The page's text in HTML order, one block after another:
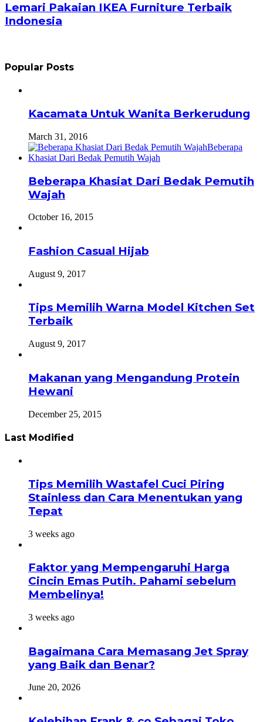
Lemari Pakaian IKEA Furniture Terbaik
Indonesia
Popular Posts
Kacamata Untuk Wanita Berkerudung
March 31, 2016
Beberapa Khasiat Dari Bedak Pemutih
Wajah
October 16, 2015
Fashion Casual Hijab
August 9, 2017
Tips Memilih Warna Model Kitchen Set
Terbaik
August 9, 2017
Makanan yang Mengandung Protein
Hewani
December 25, 2015
Last Modified
Tips Memilih Wastafel Cuci Piring
Stainless dan Cara Menentukan yang
Tepat
3 weeks ago
Faktor yang Mempengaruhi Harga
Cincin Emas Putih. Pahami sebelum
Membelinya!
3 weeks ago
Bagaimana Cara Memasang Jet Spray
yang Baik dan Benar?
June 20, 2026